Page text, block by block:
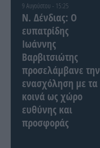
9 Αυγούστου - 15:25
Ν. Δένδιας: Ο
ευπατρίδης
Ιωάννης
Βαρβιτσιώτης
προσελάμβανε την
ενασχόληση με τα
κοινά ως χώρο
ευθύνης και
προσφοράς